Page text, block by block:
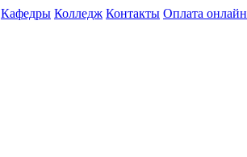
Кафедры Колледж Контакты Оплата онлайн